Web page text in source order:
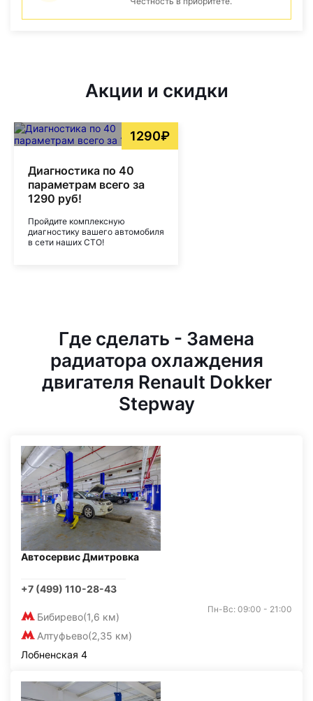
Акции и скидки
1290₽
Диагностика по 40
параметрам всего за
1290 руб!
Пройдите комплексную
диагностику вашего автомобиля
в сети наших СТО!
Где сделать - Замена
радиатора охлаждения
двигателя Renault Dokker
Stepway
Автосервис Дмитровка
+7 (499) 110-28-43
Бибирево(1,6 км)
Алтуфьево(2,35 км)
Пн-Вс: 09:00 - 21:00
Лобненская 4